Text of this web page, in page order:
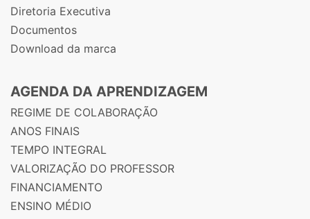
Diretoria Executiva
Documentos
Download da marca
AGENDA DA APRENDIZAGEM
REGIME DE COLABORAÇÃO
ANOS FINAIS
TEMPO INTEGRAL
VALORIZAÇÃO DO PROFESSOR
FINANCIAMENTO
ENSINO MÉDIO